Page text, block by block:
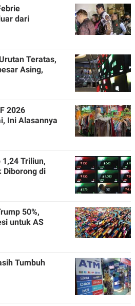
dari
Teratas,
Asing,
2026
Ini Alasannya
1,24 Triliun,
Diborong di
50%,
untuk AS
Tumbuh